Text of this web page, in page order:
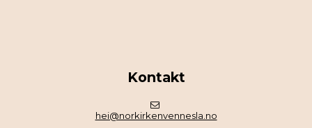
Kontakt
hei@norkirkenvennesla.no